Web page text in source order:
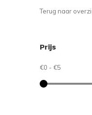
Terug naar
Prijs
€0 - €5